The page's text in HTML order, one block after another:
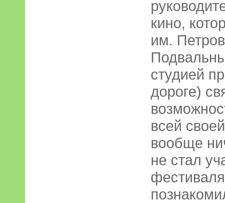
кино,
им.
студией
дороге)
всей
вообще
не стал